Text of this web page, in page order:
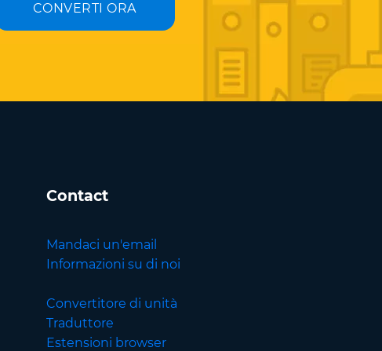
CONVERTI ORA
Contact
Mandaci un'email
Informazioni su di noi
Convertitore di unità
Traduttore
Estensioni browser